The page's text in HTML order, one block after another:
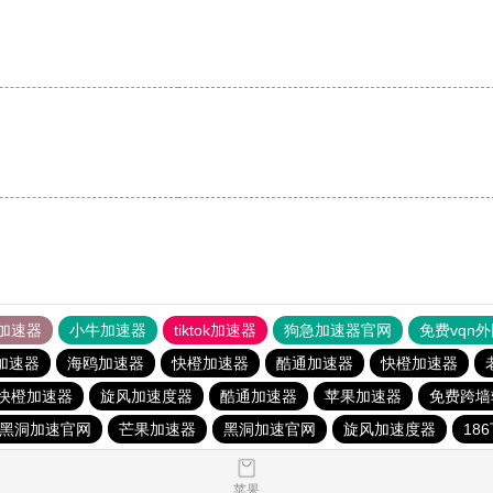
速器 小牛加速器 tiktok加速器 狗急加速器官网
免费vqn
速器
海鸥加速器 快橙加速器 酷通加速器 快橙加速器
橙加速器
旋风加速度器 酷通加速器 苹果加速器
免费跨
黑洞加速官网
芒果加速器 黑洞加速官网 旋风加速度器
苹果